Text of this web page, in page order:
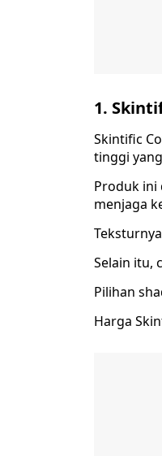
1.
Skintific
tinggi
Produk ini
menjaga
Selain itu,
Pilihan
Harga